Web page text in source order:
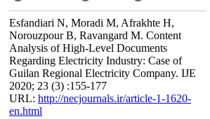
Esfandiari N, Moradi M, Afrakhte H,
Norouzpour B, Ravangard M. Content
Analysis of High-Level Documents
Regarding Electricity Industry: Case of
Guilan Regional Electricity Company. IJE
2020; 23 (3) :155-177
URL: http://necjournals.ir/article-1-1620-
en.html